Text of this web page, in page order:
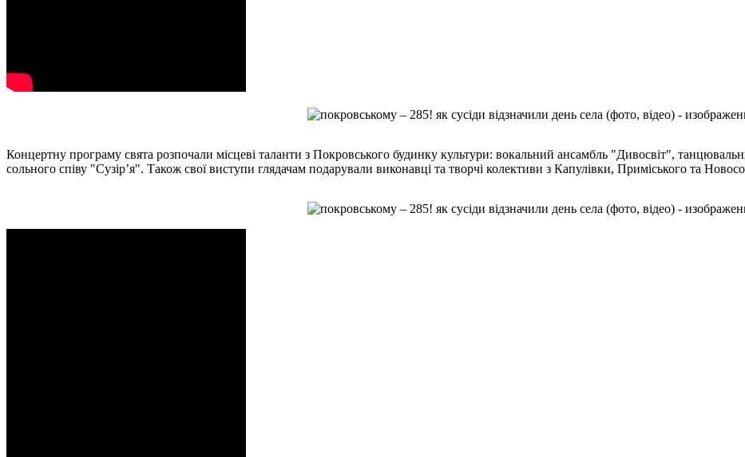
Концертну програму свята розпочали місцеві таланти з Покровського будинку культури: вокальний ансамбль "Дивосвіт",
сольного співу "Сузір’я". Також свої виступи глядачам подарували виконавці та творчі колективи з Капулівки, Приміського та